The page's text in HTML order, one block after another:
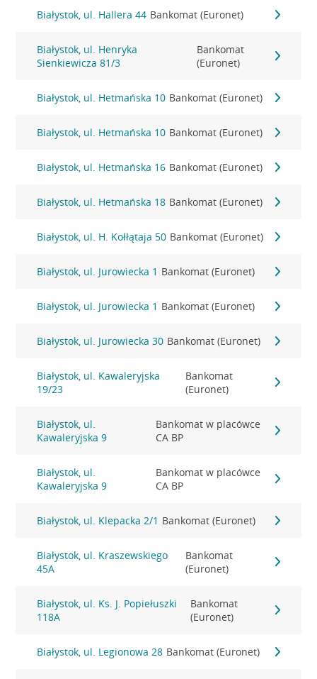
Białystok, ul. Hallera 44 Bankomat (Euronet)
Białystok, ul. Henryka
Sienkiewicza 81/3
Bankomat
(Euronet)
Białystok, ul. Hetmańska 10 Bankomat (Euronet)
Białystok, ul. Hetmańska 10 Bankomat (Euronet)
Białystok, ul. Hetmańska 16 Bankomat (Euronet)
Białystok, ul. Hetmańska 18 Bankomat (Euronet)
Białystok, ul. H. Kołłątaja 50 Bankomat (Euronet)
Białystok, ul. Jurowiecka 1 Bankomat (Euronet)
Białystok, ul. Jurowiecka 1 Bankomat (Euronet)
Białystok, ul. Jurowiecka 30 Bankomat (Euronet)
Białystok, ul. Kawaleryjska
19/23
Bankomat
(Euronet)
Białystok, ul.
Kawaleryjska 9
Bankomat w placówce
CA BP
Białystok, ul.
Kawaleryjska 9
Bankomat w placówce
CA BP
Białystok, ul. Klepacka 2/1 Bankomat (Euronet)
Białystok, ul. Kraszewskiego
45A
Bankomat
(Euronet)
Białystok, ul. Ks. J. Popiełuszki
118A
Bankomat
(Euronet)
Białystok, ul. Legionowa 28 Bankomat (Euronet)